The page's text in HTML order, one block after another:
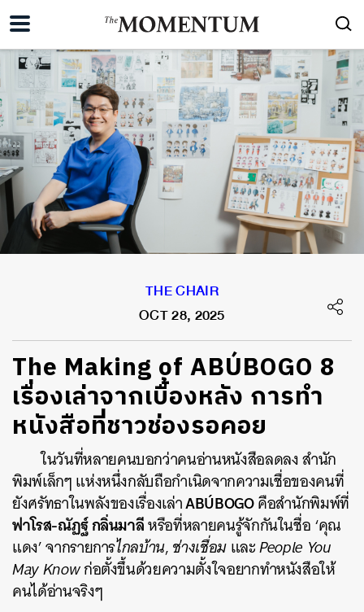
THE CHAIR
OCT 28, 2025
The Making of ABÚBOGO 8
เรื่องเล่าจากเบื้องหลัง การทำ
หนังสือที่ชาวช่องรอคอย
ในวันที่หลายคนบอกว่าคนอ่านหนังสือลดลง สำนัก
พิมพ์เล็กๆ แห่งหนึ่งกลับถือกำเนิดจากความเชื่อของคนที่
ยังศรัทธาในพลังของเรื่องเล่าABÚBOGOคือสำนักพิมพ์ที่
ฟาโรส-ณัฏฐ์ กลิ่นมาลีหรือที่หลายคนรู้จักกันในชื่อ ‘คุณ
แดง’ จากรายการไกลบ้าน,ช่างเชื่อมและPeople You
May Knowก่อตั้งขึ้นด้วยความตั้งใจอยากทำหนังสือให้
คนได้อ่านจริงๆ